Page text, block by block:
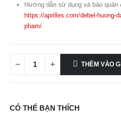
Hướng dẫn sử dụng và bảo quản
https://aprilles.com/debel-huong-
pham/
THÊM VÀO
CÓ THỂ BẠN THÍCH